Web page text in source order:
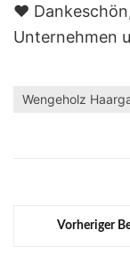
❤️
Unternehmen
Wengeholz
Vorheriger